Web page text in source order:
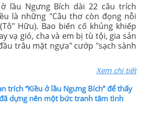
lầu Ngưng Bích dài 22 câu trích
là những "Câu thơ còn đọng nỗi
Hữu). Bao biến cố khủng khiếp
vạ gió, cha và em bị tù tội, gia sản
trâu mặt ngựa" cướp "sạch sành
Xem chi tiết
trích “Kiều ở lầu Ngưng Bích” để thấy
dựng nên một bức tranh tâm tình